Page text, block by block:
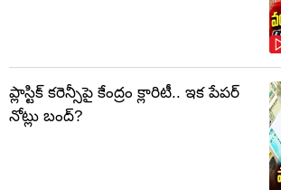
ప్లాస్టిక్‌ కరెన్సీపై కేంద్రం క్లారిటీ.. ఇక పేపర్‌
నోట్లు బంద్‌?